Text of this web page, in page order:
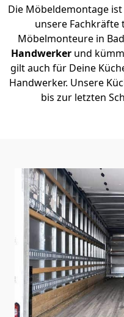
Die Möbeldemontage
unsere Fachkräfte
Möbelmonteure in
Handwerker und
gilt auch für Deine
Handwerker. Unsere
bis zur letzten